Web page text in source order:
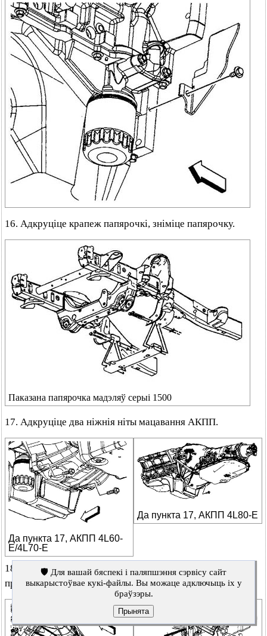
16. Адкруціце крапеж папярочкі, зніміце папярочку.
Паказана папярочка мадэляў серыі 1500
17. Адкруціце два ніжнія ніты мацавання АКПП.
Да пункта 17, АКПП 4L60-
E/4L70-E
Да пункта 17, АКПП 4L80-E
18. На мадэлях з АКПП 6L80-E адкруціце ніжнія левы і
правы балты мацавання АКПП.
🛡️ Для вашай бяспекі і паляпшэння сэрвісу сайт
выкарыстоўвае кукі-файлы. Вы можаце адключыць іх у
браўзэры.
Прынята